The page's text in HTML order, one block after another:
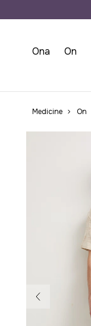
Ona On
Medicine On